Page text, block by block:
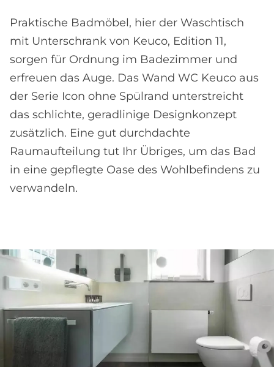
Praktische Badmöbel, hier der Waschtisch
mit Unterschrank von Keuco, Edition 11,
sorgen für Ordnung im Badezimmer und
erfreuen das Auge. Das Wand WC Keuco aus
der Serie Icon ohne Spülrand unterstreicht
das schlichte, geradlinige Designkonzept
zusätzlich. Eine gut durchdachte
Raumaufteilung tut Ihr Übriges, um das Bad
in eine gepflegte Oase des Wohlbefindens zu
verwandeln.